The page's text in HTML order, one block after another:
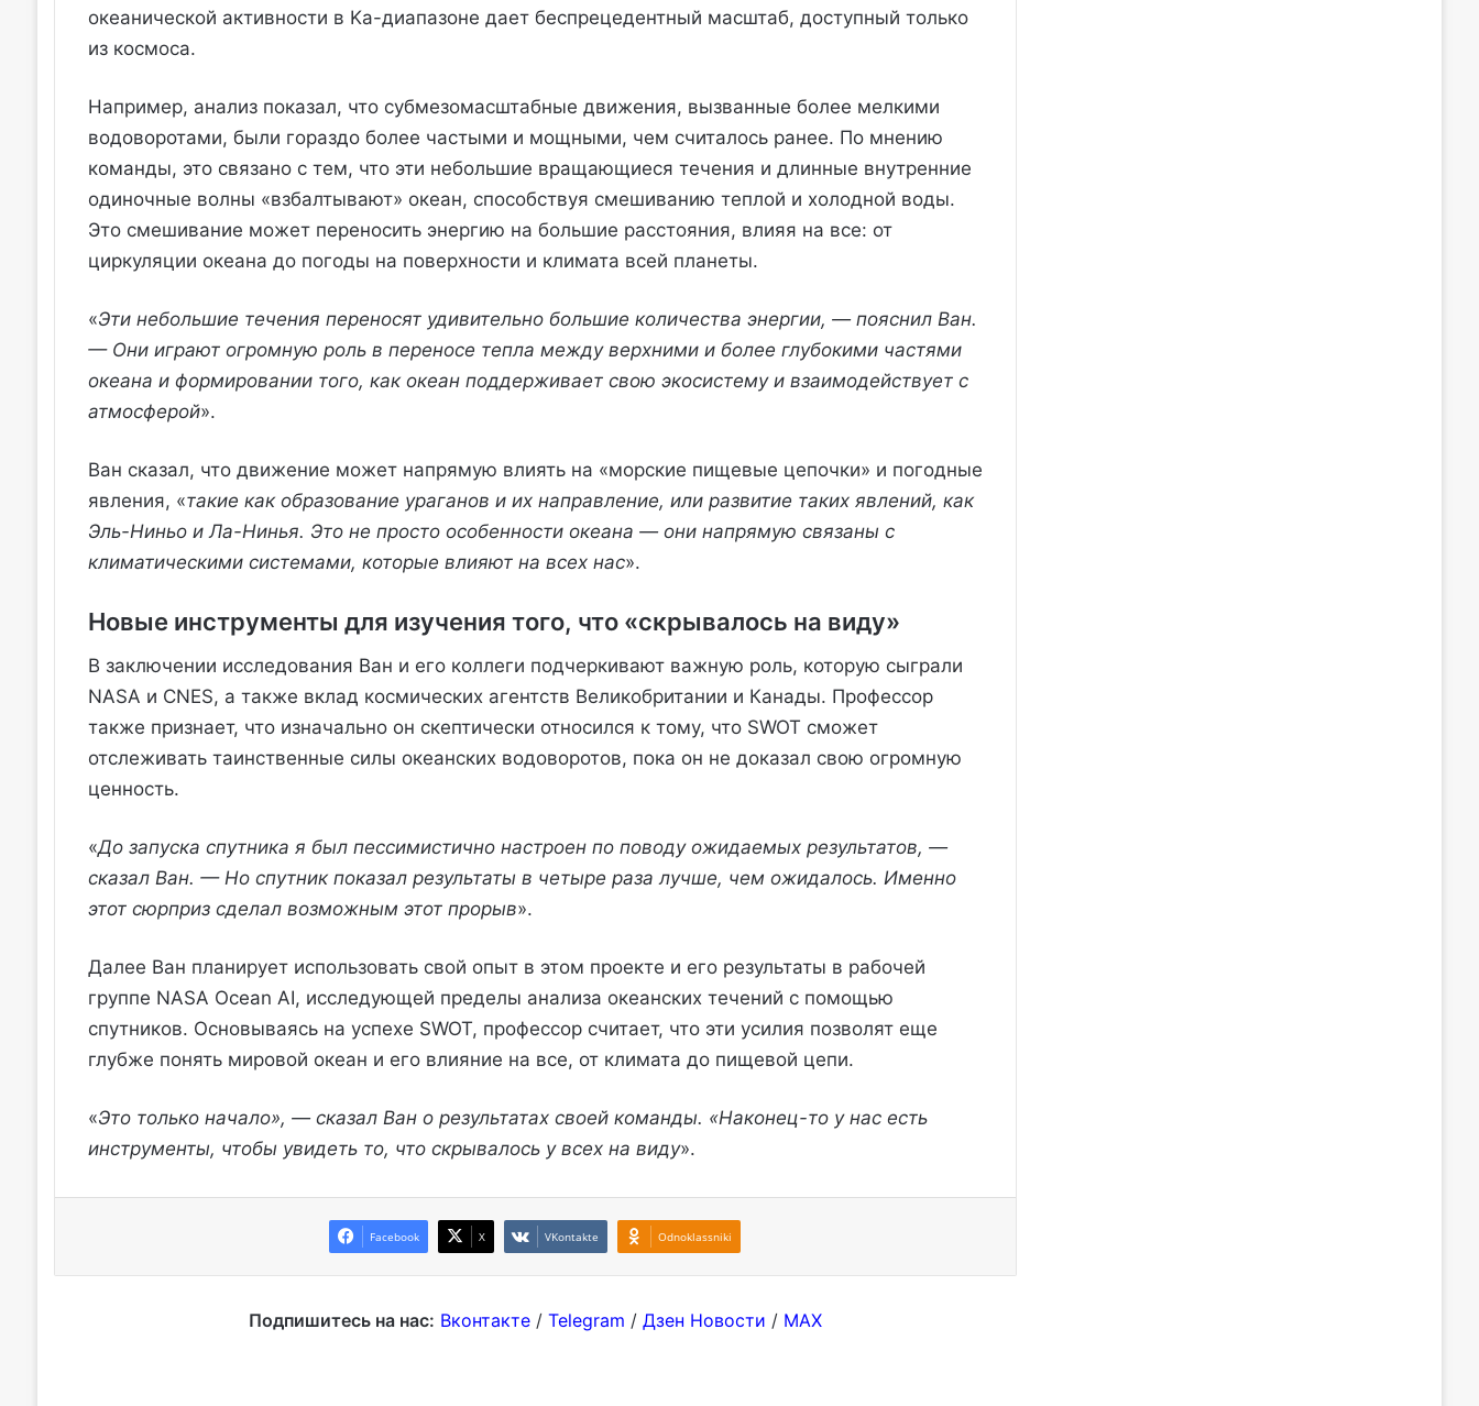
океанической активности в Ka-диапазоне дает беспрецедентный масштаб, доступный только
из космоса.
Например, анализ показал, что субмезомасштабные движения, вызванные более мелкими
водоворотами, были гораздо более частыми и мощными, чем считалось ранее. По мнению
команды, это связано с тем, что эти небольшие вращающиеся течения и длинные внутренние
одиночные волны «взбалтывают» океан, способствуя смешиванию теплой и холодной воды.
Это смешивание может переносить энергию на большие расстояния, влияя на все: от
циркуляции океана до погоды на поверхности и климата всей планеты.
«Эти небольшие течения переносят удивительно большие количества энергии, — пояснил Ван.
— Они играют огромную роль в переносе тепла между верхними и более глубокими частями
океана и формировании того, как океан поддерживает свою экосистему и взаимодействует с
атмосферой».
Ван сказал, что движение может напрямую влиять на «морские пищевые цепочки» и погодные
явления, «такие как образование ураганов и их направление, или развитие таких явлений, как
Эль-Ниньо и Ла-Нинья. Это не просто особенности океана — они напрямую связаны с
климатическими системами, которые влияют на всех нас».
Новые инструменты для изучения того, что «скрывалось на виду»
В заключении исследования Ван и его коллеги подчеркивают важную роль, которую сыграли
NASA и CNES, а также вклад космических агентств Великобритании и Канады. Профессор
также признает, что изначально он скептически относился к тому, что SWOT сможет
отслеживать таинственные силы океанских водоворотов, пока он не доказал свою огромную
ценность.
«До запуска спутника я был пессимистично настроен по поводу ожидаемых результатов, —
сказал Ван. — Но спутник показал результаты в четыре раза лучше, чем ожидалось. Именно
этот сюрприз сделал возможным этот прорыв».
Далее Ван планирует использовать свой опыт в этом проекте и его результаты в рабочей
группе NASA Ocean AI, исследующей пределы анализа океанских течений с помощью
спутников. Основываясь на успехе SWOT, профессор считает, что эти усилия позволят еще
глубже понять мировой океан и его влияние на все, от климата до пищевой цепи.
«Это только начало», — сказал Ван о результатах своей команды. «Наконец-то у нас есть
инструменты, чтобы увидеть то, что скрывалось у всех на виду».
Facebook X VKontakte Odnoklassniki
Подпишитесь на нас: Вконтакте/ Telegram / Дзен Новости / MAX